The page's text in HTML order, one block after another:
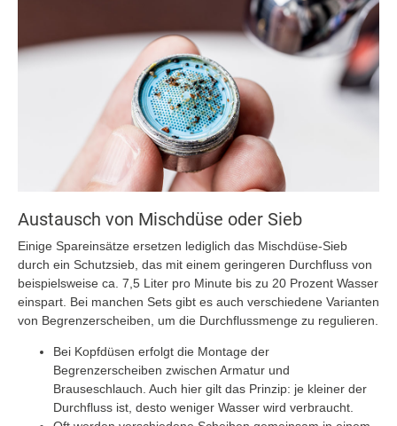
Austausch von Mischdüse oder Sieb
Einige Spareinsätze ersetzen lediglich das Mischdüse-Sieb
durch ein Schutzsieb, das mit einem geringeren Durchfluss von
beispielsweise ca. 7,5 Liter pro Minute bis zu 20 Prozent Wasser
einspart. Bei manchen Sets gibt es auch verschiedene Varianten
von Begrenzerscheiben, um die Durchflussmenge zu regulieren.
Bei Kopfdüsen erfolgt die Montage der
Begrenzerscheiben zwischen Armatur und
Brauseschlauch. Auch hier gilt das Prinzip: je kleiner der
Durchfluss ist, desto weniger Wasser wird verbraucht.